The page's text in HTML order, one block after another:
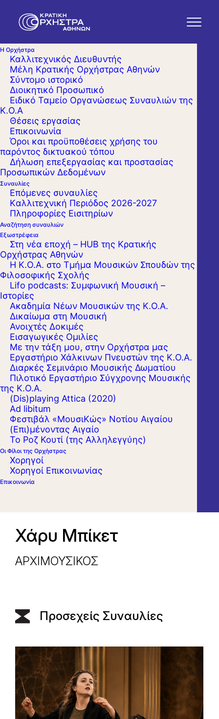
Η Ορχήστρα
Καλλιτεχνικός Διευθυντής
Μέλη Κρατικής Ορχήστρας Αθηνών
Σύντομο ιστορικό
Διοικητικό Προσωπικό
Ειδικό Ταμείο Οργανώσεως Συναυλιών της
Κ.Ο.Α
Θέσεις εργασίας
Επικοινωνία
Όροι και προϋποθέσεις χρήσης του
παρόντος δικτυακού τόπου
Δήλωση επεξεργασίας και προστασίας
Προσωπικών Δεδομένων
Συναυλίες
Επόμενες συναυλίες
Kαλλιτεχνική Περιόδος 2026-2027
Πληροφορίες Εισιτηρίων
Αναζήτηση συναυλιών
Εξωστρέφεια
Στη νέα εποχή – HUB της Κρατικής
Ορχήστρας Αθηνών
Η Κ.Ο.Α. στο Τμήμα Μουσικών Σπουδών της
Φιλοσοφικής Σχολής
Lifo podcasts: Συμφωνική Μουσική –
Ιστορίες
Ακαδημία Νέων Μουσικών της Κ.Ο.Α.
Δικαίωμα στη Μουσική
Ανοιχτές Δοκιμές
Εισαγωγικές Ομιλίες
Με την τάξη μου, στην Ορχήστρα μας
Εργαστήριo Χάλκινων Πνευστών της Κ.Ο.Α.
Διαρκές Σεμινάριο Μουσικής Δωματίου
Πιλοτικό Εργαστήριο Σύγχρονης Μουσικής
της Κ.Ο.Α.
(Dis)playing Attica (2020)
Ad libitum
Φεστιβάλ «ΜουσιΚώς» Νοτίου Αιγαίου
(Επι)μένοντας Αιγαίο
Το Ροζ Κουτί (της Αλληλεγγύης)
Οι Φίλοι της Ορχήστρας
Χορηγοί
Χορηγοί Επικοινωνίας
Επικοινωνία
Χάρυ Μπίκετ
ΑΡΧΙΜΟΥΣΙΚΟΣ
Προσεχείς Συναυλίες